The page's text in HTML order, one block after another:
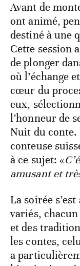
Avant de
ont animé,
destiné à une
Cette session
de plonger
où l’échange
cœur du
eux,
l’honneur de
Nuit du
conteuse
à ce sujet: «
amusant et
La soirée
variés,
et des
les contes,
a